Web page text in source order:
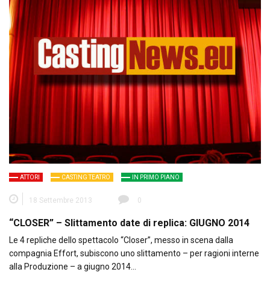
ATTORI CASTING TEATRO IN PRIMO PIANO
18 Settembre 2013 0
“CLOSER” – Slittamento date di replica: GIUGNO 2014
Le 4 repliche dello spettacolo “Closer”, messo in scena dalla
compagnia Effort, subiscono uno slittamento – per ragioni interne
alla Produzione – a giugno 2014…